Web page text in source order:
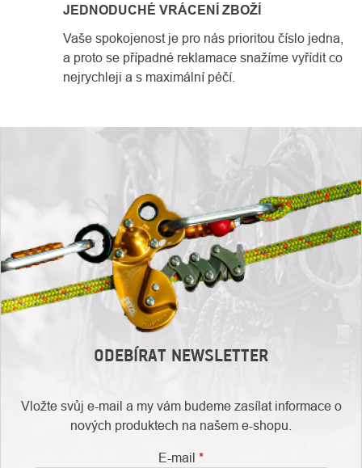
JEDNODUCHÉ VRÁCENÍ ZBOŽÍ
Vaše spokojenost je pro nás prioritou číslo jedna,
a proto se případné reklamace snažíme vyřídit co
nejrychleji a s maximální péčí.
ODEBÍRAT NEWSLETTER
Vložte svůj e-mail a my vám budeme zasílat informace o
nových produktech na našem e-shopu.
E-mail